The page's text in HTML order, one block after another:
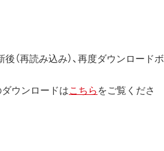
ジニアリング、その他の修正を
（再読み込み）、再度ダウンロードボ
ウンロードはこちらをご覧くださ